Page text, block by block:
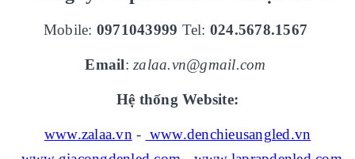
Mobile: 0971043999 Tel: 024.5678.1567
Email: zalaa.vn@gmail.com
Hệ thống Website:
www.zalaa.vn - www.denchieusangled.vn